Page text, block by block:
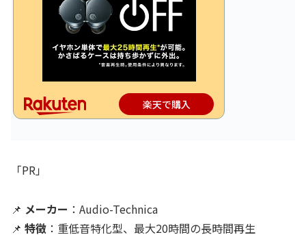
楽天で購入
「PR」
📌 メーカー ：Audio-Technica
📌 特徴 ：重低音特化型、最大20時間の長時間再生